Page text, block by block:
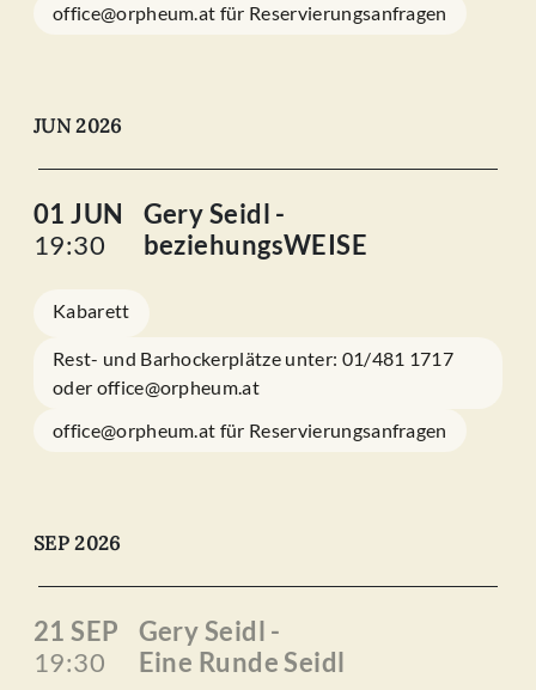
office@orpheum.at für Reservierungsanfragen
JUN 2026
01 JUN
19:30
Gery Seidl -
beziehungsWEISE
Kabarett
Rest- und Barhockerplätze unter: 01/481 1717
oder office@orpheum.at
office@orpheum.at für Reservierungsanfragen
SEP 2026
21 SEP
19:30
Gery Seidl -
Eine Runde Seidl